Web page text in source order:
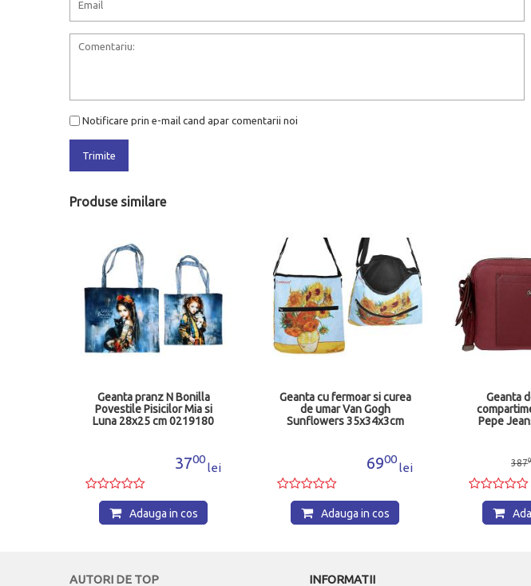
Notificare prin e-mail cand apar comentarii noi
Trimite
Produse similare
Geanta pranz N Bonilla
Povestile Pisicilor Mia si
Luna 28x25 cm 0219180
3700
lei
Adauga in cos
Geanta cu fermoar si curea
de umar Van Gogh
Sunflowers 35x34x3cm
6900
lei
Adauga in cos
Geanta
Pepe
387
AUTORI DE TOP INFORMATII